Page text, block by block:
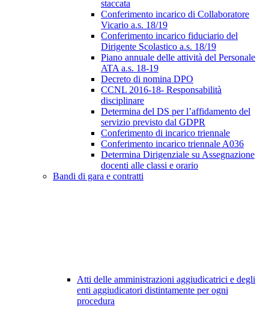
staccata
Conferimento incarico di Collaboratore
Vicario a.s. 18/19
Conferimento incarico fiduciario del
Dirigente Scolastico a.s. 18/19
Piano annuale delle attività del Personale
ATA a.s. 18-19
Decreto di nomina DPO
CCNL 2016-18- Responsabilità
disciplinare
Determina del DS per l’affidamento del
servizio previsto dal GDPR
Conferimento di incarico triennale
Conferimento incarico triennale A036
Determina Dirigenziale su Assegnazione
docenti alle classi e orario
Bandi di gara e contratti
Atti delle amministrazioni aggiudicatrici e degli
enti aggiudicatori distintamente per ogni
procedura